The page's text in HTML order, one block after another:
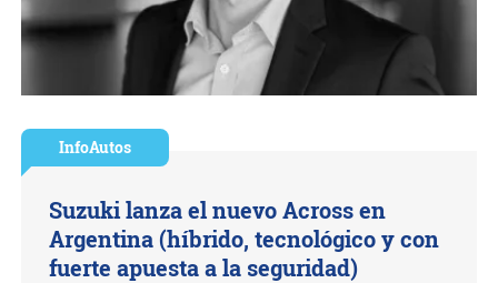
InfoAutos
Suzuki lanza el nuevo Across en
Argentina (híbrido, tecnológico y con
fuerte apuesta a la seguridad)